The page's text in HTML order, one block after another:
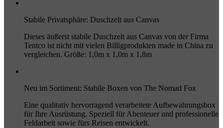
Stabile Privatsphäre: Duschzelt aus Canvas
Dieses äußerst stabile Duschzelt aus Canvas von der Firma
Tentco ist nicht mit vielen Billigprodukten made in China zu
vergleichen. Größe: 1,0m x 1,0m x 1,8m
Neu im Sortiment: Stabile Boxen von The Nomad Fox
Eine qualitativ hervorragend verarbeitete Aufbewahrungsbox
für Ihre Ausrüstung. Speziell für Abenteuer und professionelle
Feldarbeit sowie fürs Reisen entwickelt.